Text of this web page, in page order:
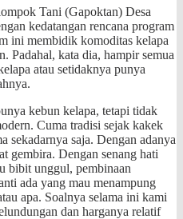
Tani (Gapoktan) Desa
kedatangan rencana program
ini membidik komoditas kelapa
Padahal, kata dia, hampir semua
atau setidaknya punya
kebun kelapa, tetapi tidak
Cuma tradisi sejak kakek
sekadarnya saja. Dengan adanya
gembira. Dengan senang hati
bibit unggul, pembinaan
ada yang mau menampung
apa. Soalnya selama ini kami
dan harganya relatif